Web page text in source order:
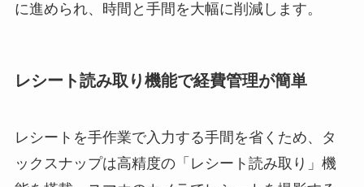
に進められ、時間と手間を大幅に削減します。
レシート読み取り機能で経費管理が簡単
レシートを手作業で入力する手間を省くため、タ
ックスナップは高精度の「レシート読み取り」機